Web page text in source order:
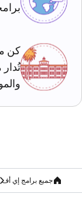
كن
تُدار
home
جميع برامج إي أف